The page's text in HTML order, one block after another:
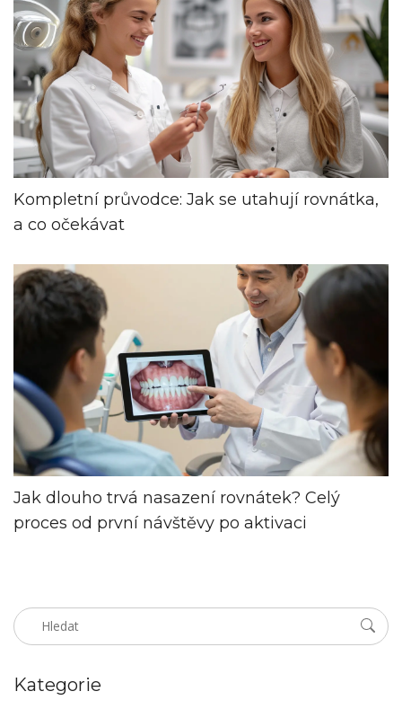
Kompletní průvodce: Jak se utahují rovnátka,
a co očekávat
Jak dlouho trvá nasazení rovnátek? Celý
proces od první návštěvy po aktivaci
Kategorie